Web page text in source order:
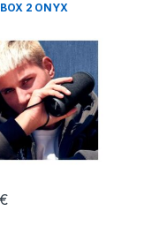
2 ONYX
€